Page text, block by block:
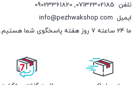
تلفن 07132302185
,
09023361820
ایمیل info@pezhwakshop.com
ما 24 ساعته 7 روز هفته پاسخگوی شما هستیم.